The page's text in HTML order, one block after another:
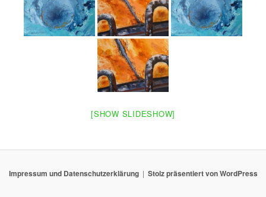
[SHOW SLIDESHOW]
Impressum und Datenschutzerklärung Stolz präsentiert von WordPress